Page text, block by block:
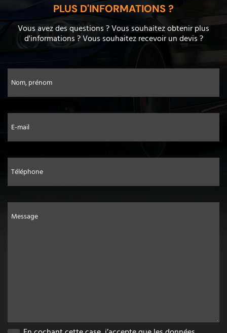
PLUS D'INFORMATIONS ?
Vous avez des questions ? Vous souhaitez obtenir plus
d'informations ? Vous souhaitez recevoir un devis ?
Nom, prénom
E-mail
Téléphone
Message